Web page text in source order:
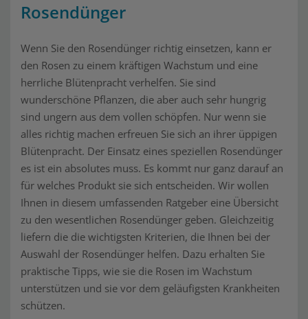
Rosendünger
Wenn Sie den Rosendünger richtig einsetzen, kann er
den Rosen zu einem kräftigen Wachstum und eine
herrliche Blütenpracht verhelfen. Sie sind
wunderschöne Pflanzen, die aber auch sehr hungrig
sind ungern aus dem vollen schöpfen. Nur wenn sie
alles richtig machen erfreuen Sie sich an ihrer üppigen
Blütenpracht. Der Einsatz eines speziellen Rosendünger
es ist ein absolutes muss. Es kommt nur ganz darauf an
für welches Produkt sie sich entscheiden. Wir wollen
Ihnen in diesem umfassenden Ratgeber eine Übersicht
zu den wesentlichen Rosendünger geben. Gleichzeitig
liefern die die wichtigsten Kriterien, die Ihnen bei der
Auswahl der Rosendünger helfen. Dazu erhalten Sie
praktische Tipps, wie sie die Rosen im Wachstum
unterstützen und sie vor dem geläufigsten Krankheiten
schützen.